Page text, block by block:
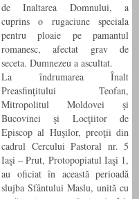
de Inaltarea Domnului, a
cuprins o rugaciune speciala
pentru ploaie pe pamantul
romanesc, afectat grav de
seceta. Dumnezeu a ascultat.
La îndrumarea Înalt
Preasfinţitului Teofan,
Mitropolitul Moldovei şi
Bucovinei şi Locţiitor de
Episcop al Huşilor, preoţii din
cadrul Cercului Pastoral nr. 5
Iaşi – Prut, Protopopiatul Iaşi 1,
au oficiat în această perioadă
slujba Sfântului Maslu, unită cu